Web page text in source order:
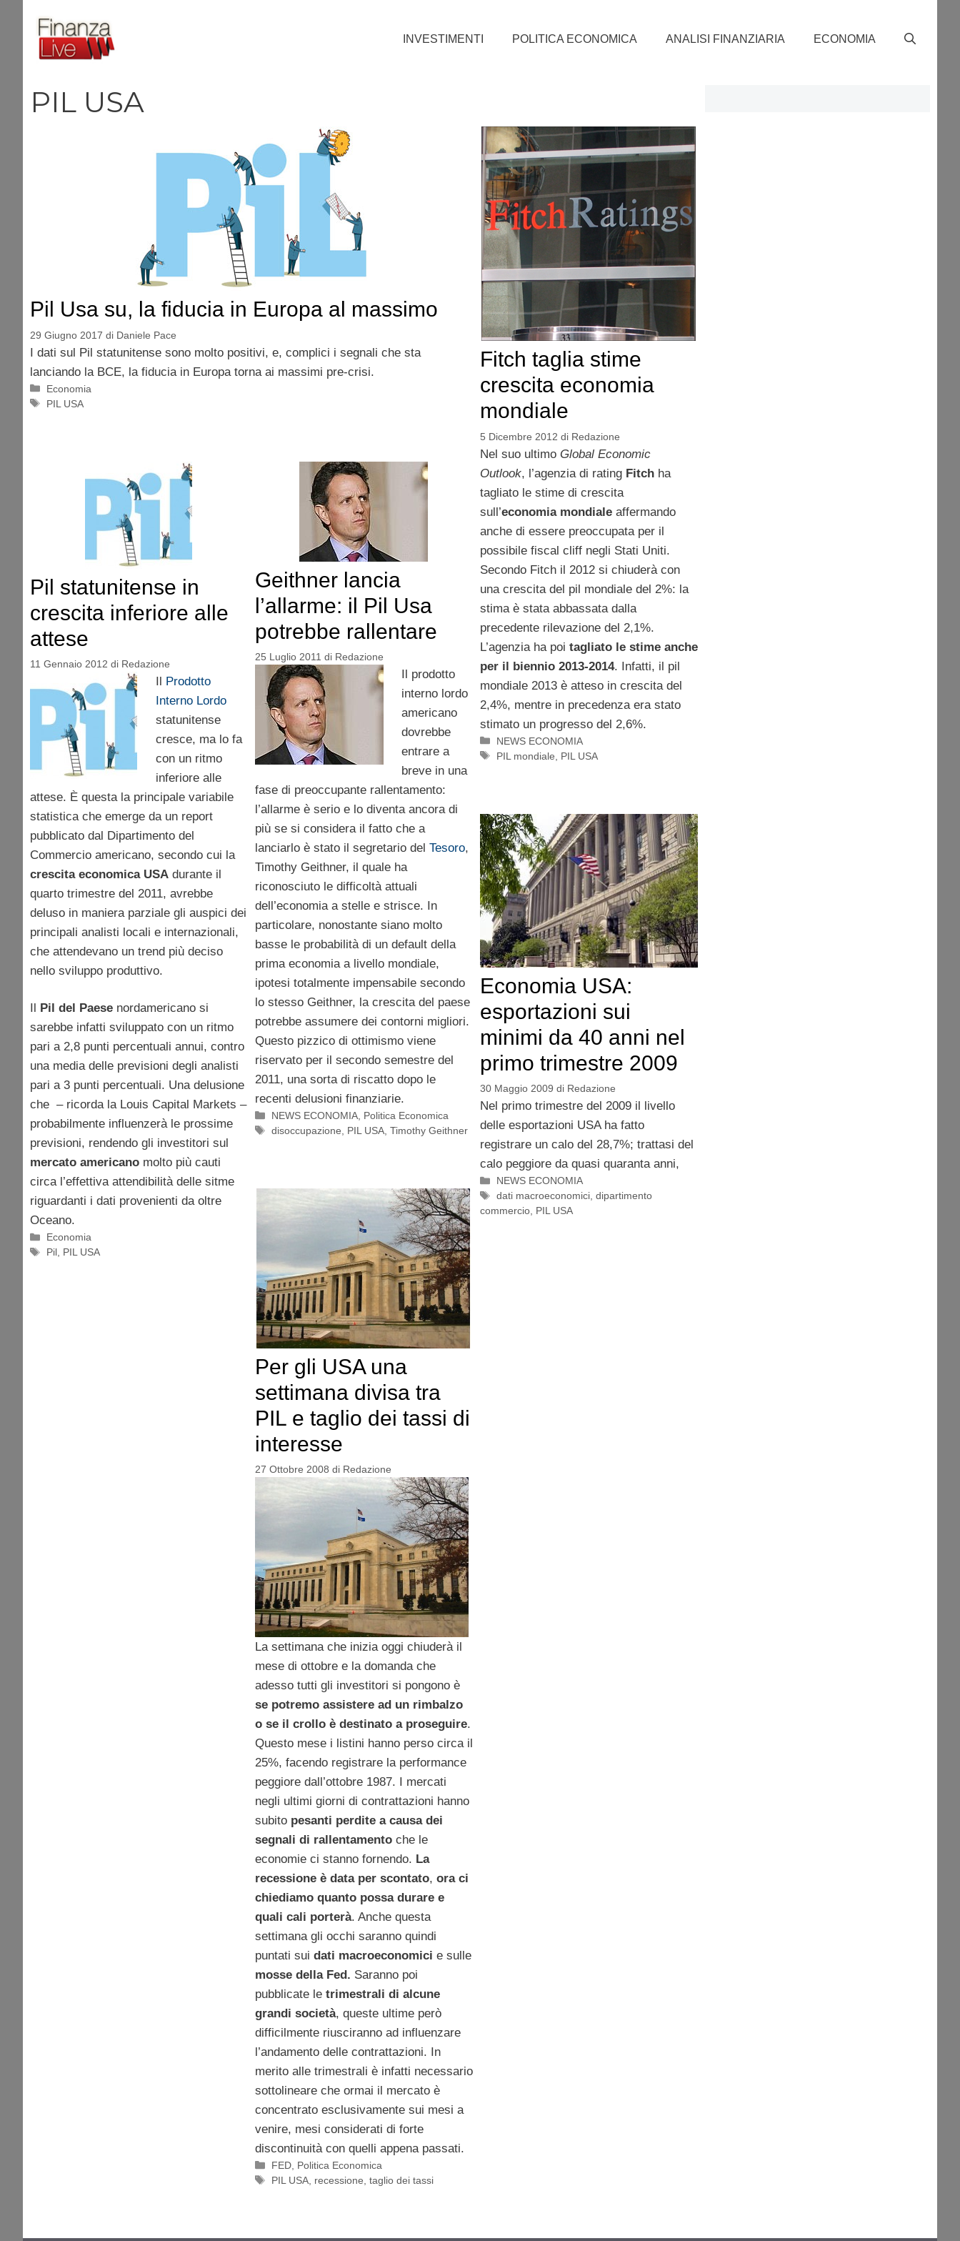
contenuto
INVESTIMENTI POLITICA ECONOMICA ANALISI FINANZIARIA ECONOMIA
PIL USA
Pil Usa su, la fiducia in Europa al massimo
29 Giugno 2017 di Daniele Pace
I dati sul Pil statunitense sono molto positivi, e, complici i segnali che sta
lanciando la BCE, la fiducia in Europa torna ai massimi pre-crisi.
Categorie
Economia
Tag
PIL USA
Fitch taglia stime
crescita economia
mondiale
5 Dicembre 2012 di Redazione
Nel suo ultimo Global Economic
Outlook, l’agenzia di rating Fitchha
tagliato le stime di crescita
sull’economia mondialeaffermando
anche di essere preoccupata per il
possibile fiscal cliff negli Stati Uniti.
Secondo Fitch il 2012 si chiuderà con
una crescita del pil mondiale del 2%: la
stima è stata abbassata dalla
precedente rilevazione del 2,1%.
L’agenzia ha poi tagliato le stime anche
per il biennio 2013-2014. Infatti, il pil
mondiale 2013 è atteso in crescita del
2,4%, mentre in precedenza era stato
stimato un progresso del 2,6%.
Categorie
NEWS ECONOMIA
Tag
PIL mondiale PIL USA
Pil statunitense in
crescita inferiore alle
attese
11 Gennaio 2012 di Redazione
Il Prodotto
Interno Lordo
statunitense
cresce, ma lo fa
con un ritmo
inferiore alle
attese. È questa la principale variabile
statistica che emerge da un report
pubblicato dal Dipartimento del
Commercio americano, secondo cui la
crescita economica USA durante il
quarto trimestre del 2011, avrebbe
deluso in maniera parziale gli auspici dei
principali analisti locali e internazionali,
che attendevano un trend più deciso
nello sviluppo produttivo.
Pil del Paese nordamericano si
sarebbe infatti sviluppato con un ritmo
pari a 2,8 punti percentuali annui, contro
una media delle previsioni degli analisti
pari a 3 punti percentuali. Una delusione
che – ricorda la Louis Capital Markets –
probabilmente influenzerà le prossime
previsioni, rendendo gli investitori sul
mercato americano molto più cauti
circa l’effettiva attendibilità delle sitme
riguardanti i dati provenienti da oltre
Oceano.
Categorie
Economia
Tag
Pil, PIL USA
Geithner lancia
l’allarme: il Pil Usa
potrebbe rallentare
25 Luglio 2011 di Redazione
Il prodotto
interno lordo
americano
dovrebbe
entrare a
breve in una
fase di preoccupante rallentamento:
l’allarme è serio e lo diventa ancora di
più se si considera il fatto che a
lanciarlo è stato il segretario del Tesoro,
Timothy Geithner, il quale ha
riconosciuto le difficoltà attuali
dell’economia a stelle e strisce. In
particolare, nonostante siano molto
basse le probabilità di un default della
prima economia a livello mondiale,
ipotesi totalmente impensabile secondo
lo stesso Geithner, la crescita del paese
potrebbe assumere dei contorni migliori.
Questo pizzico di ottimismo viene
riservato per il secondo semestre del
2011, una sorta di riscatto dopo le
recenti delusioni finanziarie.
Categorie
NEWS ECONOMIA Politica Economica
Tag
disoccupazione PIL USA ,Timothy Geithner
Economia USA:
esportazioni sui
minimi da 40 anni nel
primo trimestre 2009
30 Maggio 2009 di Redazione
Nel primo trimestre del 2009 il livello
delle esportazioni USA ha fatto
registrare un calo del 28,7%; trattasi del
calo peggiore da quasi quaranta anni,
Categorie
NEWS ECONOMIA
Tag
dati macroeconomici ,dipartimento
commercio, PIL USA
Per gli USA una
settimana divisa tra
PIL e taglio dei tassi di
interesse
27 Ottobre 2008 di Redazione
La settimana che inizia oggi chiuderà il
mese di ottobre e la domanda che
adesso tutti gli investitori si pongono è
se potremo assistere ad un rimbalzo
o se il crollo è destinato a proseguire.
Questo mese i listini hanno perso circa il
25%, facendo registrare la performance
peggiore dall’ottobre 1987. I mercati
negli ultimi giorni di contrattazioni hanno
subito pesanti perdite a causa dei
segnali di rallentamento che le
economie ci stanno fornendo. La
recessione è data per scontato, ora ci
chiediamo quanto possa durare e
quali cali porterà. Anche questa
settimana gli occhi saranno quindi
puntati sui dati macroeconomici e sulle
mosse della Fed. Saranno poi
pubblicate letrimestrali di alcune
grandi società, queste ultime però
difficilmente riusciranno ad influenzare
l’andamento delle contrattazioni. In
merito alle trimestrali è infatti necessario
sottolineare che ormai il mercato è
concentrato esclusivamente sui mesi a
venire, mesi considerati di forte
discontinuità con quelli appena passati.
Categorie
FED Politica Economica
Tag
PIL USA recessione ,taglio dei tassi